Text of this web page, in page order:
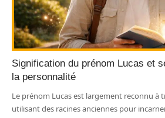
Signification du prénom Lucas et
la personnalité
Le prénom Lucas est largement reconnu à
utilisant des racines anciennes pour